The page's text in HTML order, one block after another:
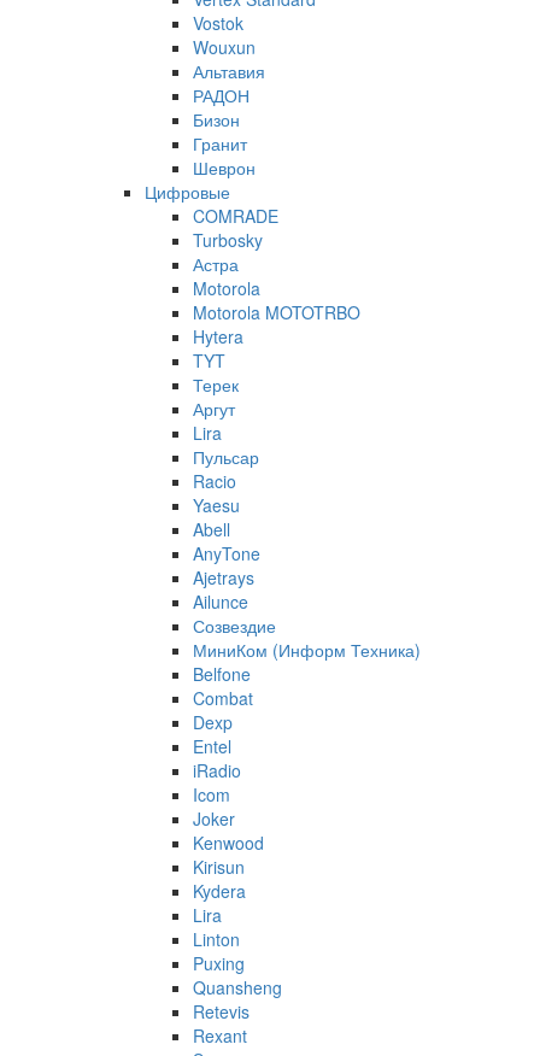
Vostok
Wouxun
Альтавия
РАДОН
Бизон
Гранит
Шеврон
Цифровые
COMRADE
Turbosky
Астра
Motorola
Motorola MOTOTRBO
Hytera
TYT
Терек
Аргут
Lira
Пульсар
Racio
Yaesu
Abell
AnyTone
Ajetrays
Ailunce
Созвездие
МиниКом (Информ Техника)
Belfone
Combat
Dexp
Entel
iRadio
Icom
Joker
Kenwood
Kirisun
Kydera
Lira
Linton
Puxing
Quansheng
Retevis
Rexant